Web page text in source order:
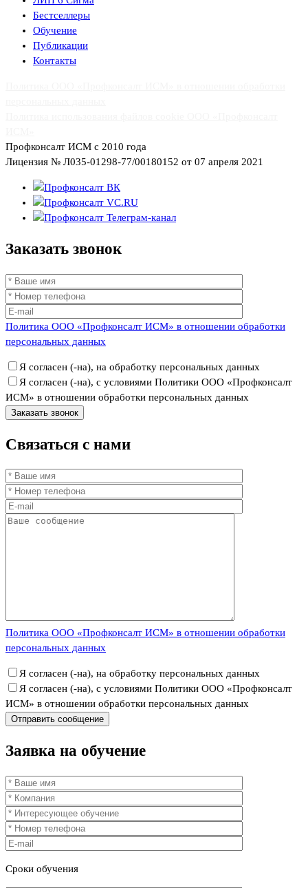
Бестселлеры
Обучение
Публикации
Контакты
Профконсалт ИСМ с 2010 года
Лицензия № Л035-01298-77/00180152 от 07 апреля 2021
Заказать звонок
Политика ООО «Профконсалт ИСМ» в отношении обработки
персональных данных
Я согласен (-на), на обработку персональных данных
Я согласен (-на), с условиями Политики ООО «Профконсалт
ИСМ» в отношении обработки персональных данных
Связаться с нами
Политика ООО «Профконсалт ИСМ» в отношении обработки
персональных данных
Я согласен (-на), на обработку персональных данных
Я согласен (-на), с условиями Политики ООО «Профконсалт
ИСМ» в отношении обработки персональных данных
Заявка на обучение
Сроки обучения